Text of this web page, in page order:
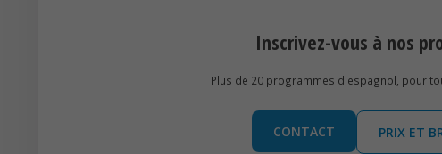
Inscrivez-vous à nos
Plus de 20 programmes d'espagnol, pour
CONTACT PRIX ET